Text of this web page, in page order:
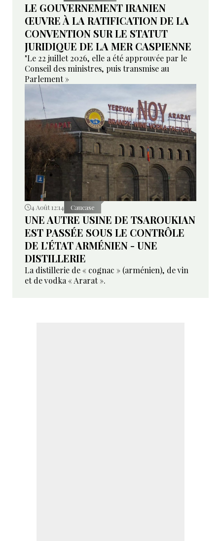
LE GOUVERNEMENT IRANIEN
ŒUVRE À LA RATIFICATION DE LA
CONVENTION SUR LE STATUT
JURIDIQUE DE LA MER CASPIENNE
"Le 22 juillet 2026, elle a été approuvée par le
Conseil des ministres, puis transmise au
Parlement »
4 Août 12:14 Caucase
UNE AUTRE USINE DE TSAROUKIAN
EST PASSÉE SOUS LE CONTRÔLE
DE L’ÉTAT ARMÉNIEN - UNE
DISTILLERIE
La distillerie de « cognac » (arménien), de vin
et de vodka « Ararat ».